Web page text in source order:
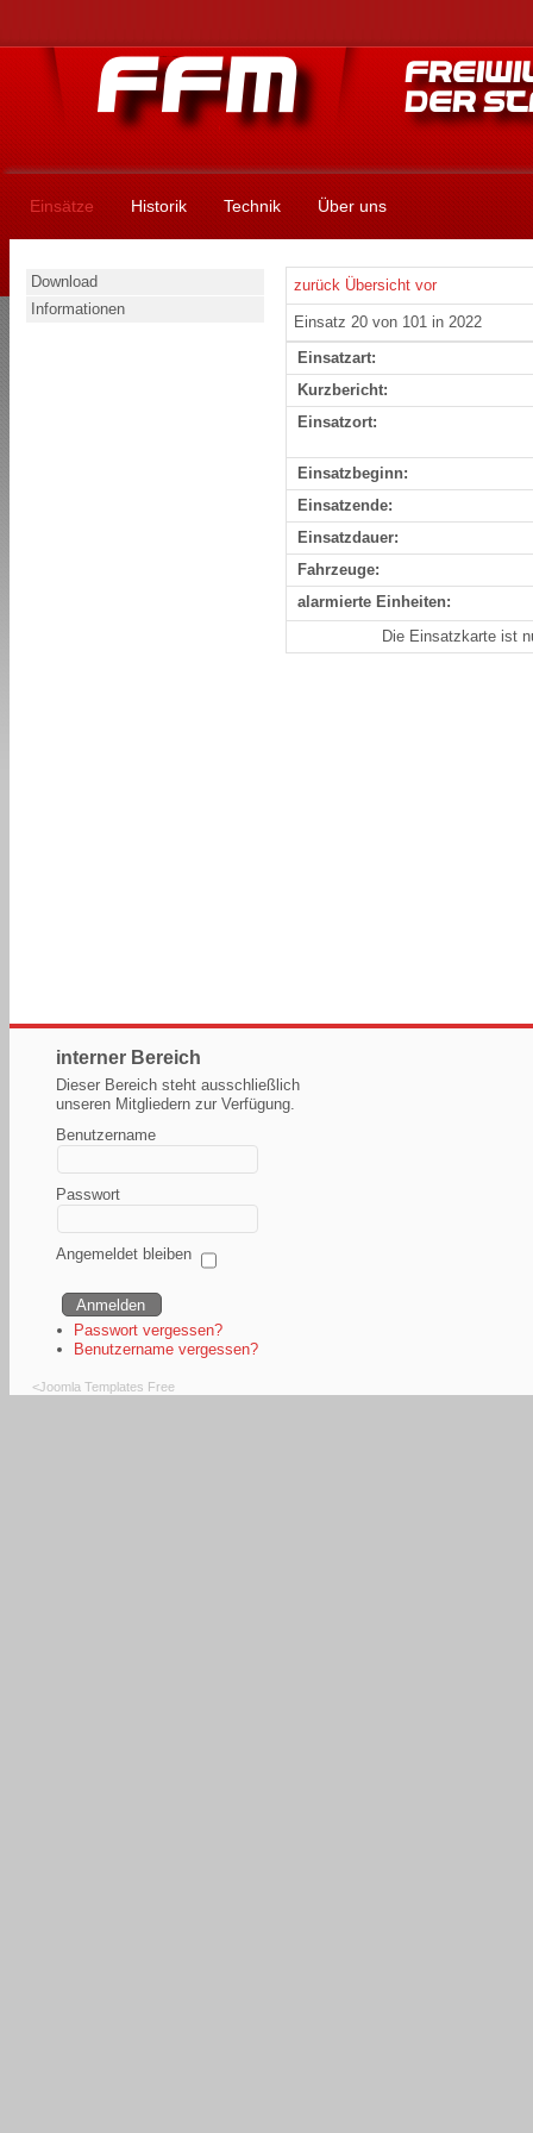
Einsätze Historik Technik Über uns
Download
Informationen
zurück Übersicht vor
Einsatz 20 von 101 in 2022
Einsatzart:
Kurzbericht:
Einsatzort:
Einsatzbeginn:
Einsatzende:
Einsatzdauer:
Fahrzeuge:
alarmierte Einheiten:
Die Einsatzkarte ist
interner Bereich
Dieser Bereich steht ausschließlich
unseren Mitgliedern zur Verfügung.
Benutzername
Passwort
Angemeldet bleiben
Passwort vergessen?
Benutzername vergessen?
<Joomla Templates Free